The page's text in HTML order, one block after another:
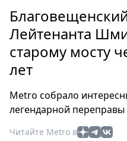
Россия
Мир
Здоровье
Мода
Театр
Кино
Лейтенанта
старому мосту
лет
Metro собрало
легендарной переправы
Читайте Metro в